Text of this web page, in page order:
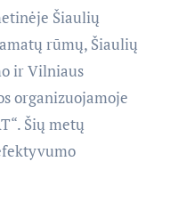
Šiaulių
rūmų, Šiaulių
ir Vilniaus
organizuojamoje
Šių metų